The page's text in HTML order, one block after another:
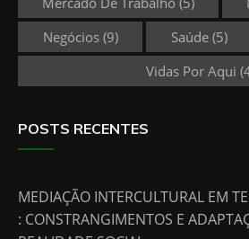
Negócios(9) Saúde(5)
Vidas Por Aqui
POSTS RECENTES
MEDIAÇÃO INTERCULTURAL EM
: CONSTRANGIMENTOS E